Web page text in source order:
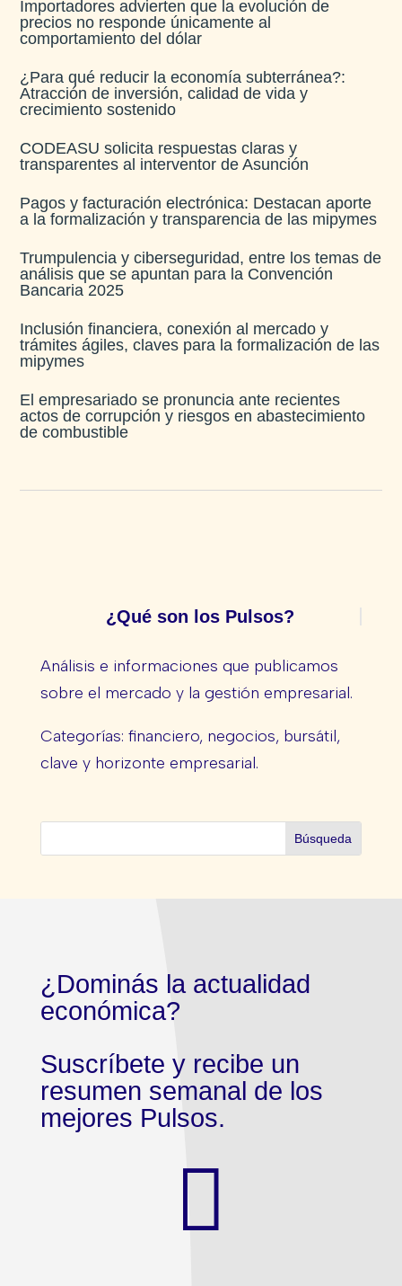
Importadores advierten que la evolución de
precios no responde únicamente al
comportamiento del dólar
¿Para qué reducir la economía subterránea?:
Atracción de inversión, calidad de vida y
crecimiento sostenido
CODEASU solicita respuestas claras y
transparentes al interventor de Asunción
Pagos y facturación electrónica: Destacan aporte
a la formalización y transparencia de las mipymes
Trumpulencia y ciberseguridad, entre los temas de
análisis que se apuntan para la Convención
Bancaria 2025
Inclusión financiera, conexión al mercado y
trámites ágiles, claves para la formalización de las
mipymes
El empresariado se pronuncia ante recientes
actos de corrupción y riesgos en abastecimiento
de combustible
¿Qué son los Pulsos?
Análisis e informaciones que publicamos
sobre el mercado y la gestión empresarial.
Categorías: financiero, negocios, bursátil,
clave y horizonte empresarial.
¿Dominás la actualidad
económica?
Suscríbete y recibe un
resumen semanal de los
mejores Pulsos.
